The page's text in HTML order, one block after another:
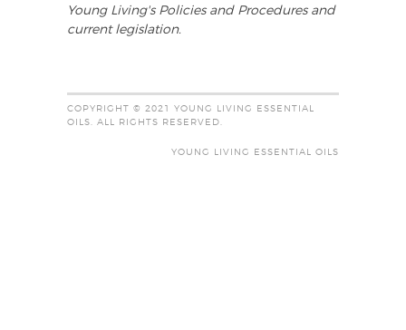
Young Living's Policies and Procedures and
current legislation.
COPYRIGHT © 2021 YOUNG LIVING ESSENTIAL
OILS. ALL RIGHTS RESERVED.
YOUNG LIVING ESSENTIAL OILS